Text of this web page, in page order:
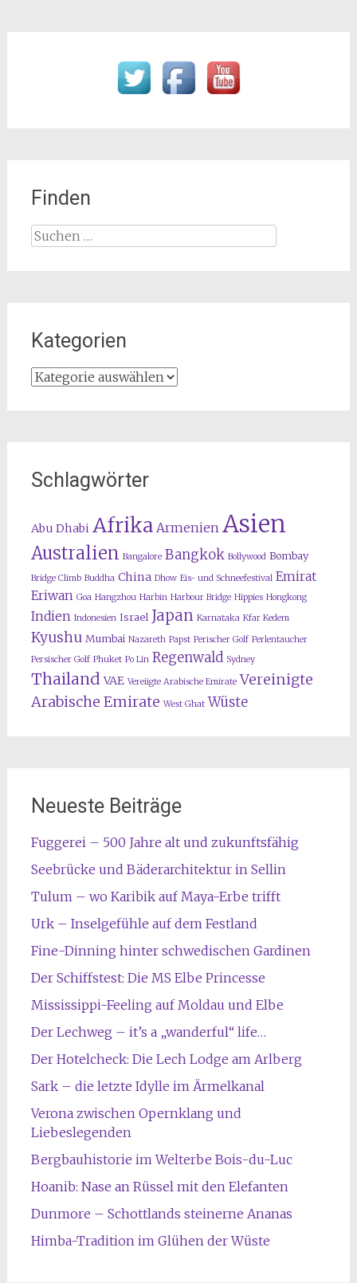
Finden
Suchen
nach:
Kategorien
Kategorien
Schlagwörter
Abu Dhabi Afrika Armenien Asien
Australien Bangalore Bangkok Bollywood Bombay
Bridge Climb Buddha China Dhow Eis- und Schneefestival Emirat
Eriwan Goa Hangzhou Harbin Harbour Bridge Hippies Hongkong
Indien Indonesien Israel Japan Karnataka Kfar Kedem
Kyushu Mumbai Nazareth Papst Perischer Golf Perlentaucher
Persischer Golf Phuket Po Lin Regenwald Sydney
Thailand VAE Vereiigte Arabische Emirate Vereinigte
Arabische Emirate West Ghat Wüste
Neueste Beiträge
Fuggerei – 500 Jahre alt und zukunftsfähig
Seebrücke und Bäderarchitektur in Sellin
Tulum – wo Karibik auf Maya-Erbe trifft
Urk – Inselgefühle auf dem Festland
Fine-Dinning hinter schwedischen Gardinen
Der Schiffstest: Die MS Elbe Princesse
Mississippi-Feeling auf Moldau und Elbe
Der Lechweg – it’s a „wanderful“ life…
Der Hotelcheck: Die Lech Lodge am Arlberg
Sark – die letzte Idylle im Ärmelkanal
Verona zwischen Opernklang und
Liebeslegenden
Bergbauhistorie im Welterbe Bois-du-Luc
Hoanib: Nase an Rüssel mit den Elefanten
Dunmore – Schottlands steinerne Ananas
Himba-Tradition im Glühen der Wüste